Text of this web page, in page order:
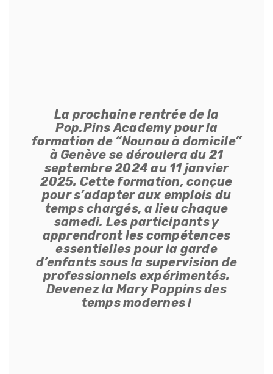
La prochaine rentrée de la
Pop.Pins Academy pour la
formation de “Nounou à domicile”
à Genève se déroulera du 21
septembre 2024 au 11 janvier
2025. Cette formation, conçue
pour s’adapter aux emplois du
temps chargés, a lieu chaque
samedi. Les participants y
apprendront les compétences
essentielles pour la garde
d’enfants sous la supervision de
professionnels expérimentés.
Devenez la Mary Poppins des
temps modernes !